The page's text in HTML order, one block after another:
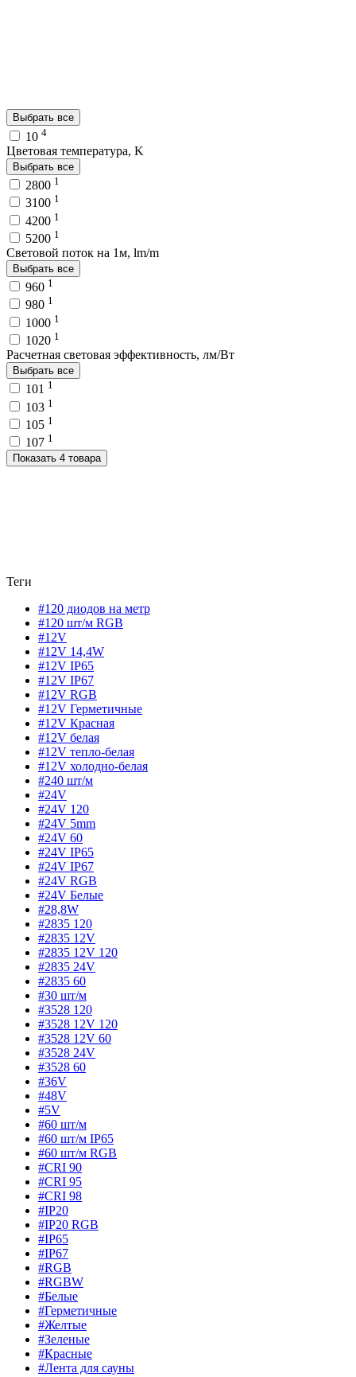
Выбрать все
10 4
Цветовая температура, K
Выбрать все
2800 1
3100 1
4200 1
5200 1
Световой поток на 1м, lm/m
Выбрать все
960 1
980 1
1000 1
1020 1
Расчетная световая эффективность, лм/Вт
Выбрать все
101 1
103 1
105 1
107 1
Показать 4 товара
Теги
#120 диодов на метр
#120 шт/м RGB
#12V
#12V 14,4W
#12V IP65
#12V IP67
#12V RGB
#12V Герметичные
#12V Красная
#12V белая
#12V тепло-белая
#12V холодно-белая
#240 шт/м
#24V
#24V 120
#24V 5mm
#24V 60
#24V IP65
#24V IP67
#24V RGB
#24V Белые
#28,8W
#2835 120
#2835 12V
#2835 12V 120
#2835 24V
#2835 60
#30 шт/м
#3528 120
#3528 12V 120
#3528 12V 60
#3528 24V
#3528 60
#36V
#48V
#5V
#60 шт/м
#60 шт/м IP65
#60 шт/м RGB
#CRI 90
#CRI 95
#CRI 98
#IP20
#IP20 RGB
#IP65
#IP67
#RGB
#RGBW
#Белые
#Герметичные
#Желтые
#Зеленые
#Красные
#Лента для сауны